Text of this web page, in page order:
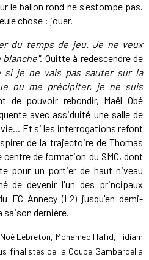
le ballon rond ne s'estompe pas.
chose : jouer.
du temps de jeu. Je ne veux
. Quitte à redescendre de
si je ne vais pas sauter sur la
ou me précipiter, je ne suis
de pouvoir rebondir, Maël Obé
avec assiduité une salle de
Et si les interrogations refont
de la trajectoire de Thomas
centre de formation du SMC, dont
pour un portier de haut niveau
de devenir l'un des principaux
FC Annecy (L2) jusqu'en demi-
saison dernière.
Lebreton, Mohamed Hafid, Tidiam
finalistes de la Coupe Gambardella